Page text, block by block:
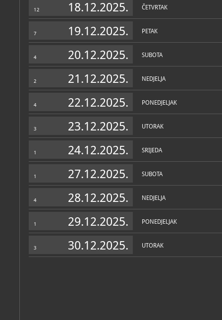
12 18.12.2025. ČETVRTAK
7 19.12.2025. PETAK
4 20.12.2025. SUBOTA
2 21.12.2025. NEDJELJA
4 22.12.2025. PONEDJELJAK
3 23.12.2025. UTORAK
1 24.12.2025. SRIJEDA
1 27.12.2025. SUBOTA
4 28.12.2025. NEDJELJA
1 29.12.2025. PONEDJELJAK
3 30.12.2025. UTORAK